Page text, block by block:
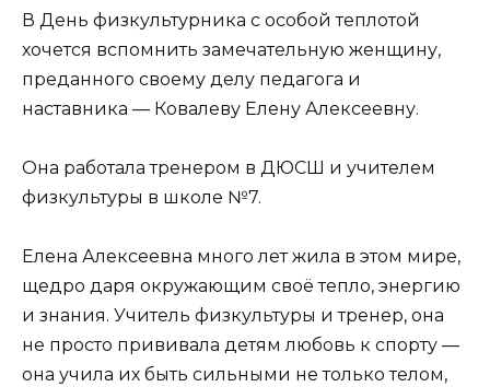
В День физкультурника с особой теплотой
хочется вспомнить замечательную женщину,
преданного своему делу педагога и
наставника — Ковалеву Елену Алексеевну.
Она работала тренером в ДЮСШ и учителем
физкультуры в школе №7.
Елена Алексеевна много лет жила в этом мире,
щедро даря окружающим своё тепло, энергию
и знания. Учитель физкультуры и тренер, она
не просто прививала детям любовь к спорту —
она учила их быть сильными не только телом,